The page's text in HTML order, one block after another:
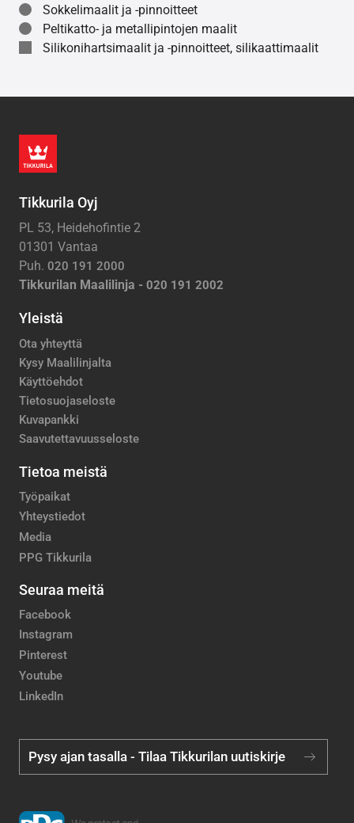
Sokkelimaalit ja -pinnoitteet
Peltikatto- ja metallipintojen maalit
Silikonihartsimaalit ja -pinnoitteet, silikaattimaalit
Tikkurila Oyj
PL 53, Heidehofintie 2
01301 Vantaa
Puh. 020 191 2000
Tikkurilan Maalilinja - 020 191 2002
Yleistä
Ota yhteyttä
Kysy Maalilinjalta
Käyttöehdot
Tietosuojaseloste
Kuvapankki
Saavutettavuusseloste
Tietoa meistä
Työpaikat
Yhteystiedot
Media
PPG Tikkurila
Seuraa meitä
Facebook
Instagram
Pinterest
Youtube
LinkedIn
Pysy ajan tasalla - Tilaa Tikkurilan uutiskirje